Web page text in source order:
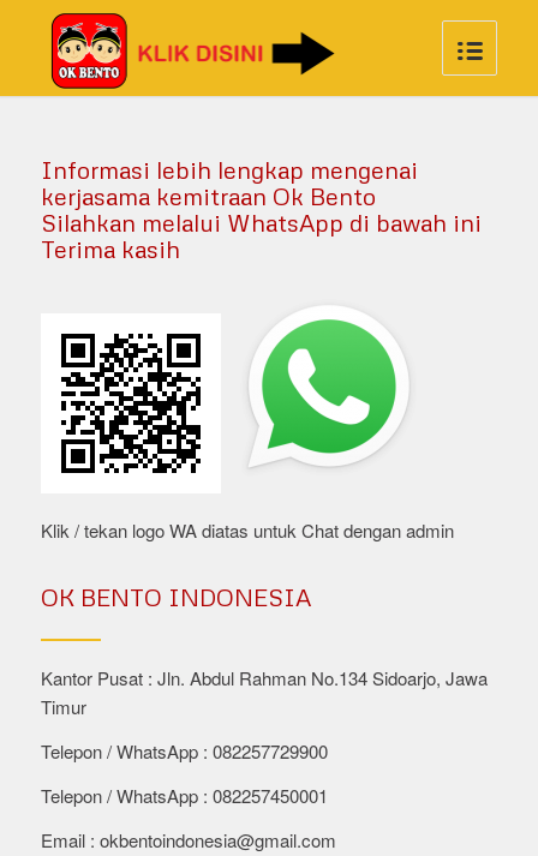
Informasi lebih lengkap mengenai
kerjasama kemitraan Ok Bento
Silahkan melalui WhatsApp di bawah ini
Terima kasih
Klik / tekan logo WA diatas untuk Chat dengan admin
OK BENTO INDONESIA
Kantor Pusat : Jln. Abdul Rahman No.134 Sidoarjo, Jawa
Timur
Telepon / WhatsApp : 082257729900
Telepon / WhatsApp : 082257450001
Email : okbentoindonesia@gmail.com